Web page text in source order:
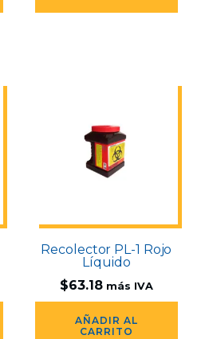
Recolector PL-1 Rojo
Líquido
$63.18 más IVA
AÑADIR AL
CARRITO